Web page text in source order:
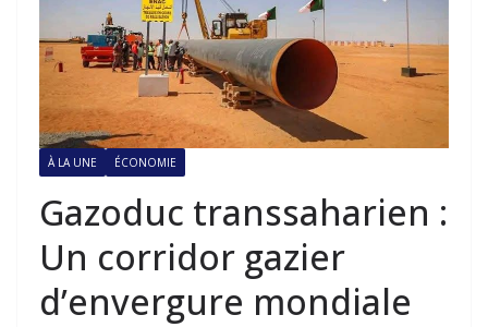
À LA UNE ÉCONOMIE
Gazoduc transsaharien :
Un corridor gazier
d’envergure mondiale